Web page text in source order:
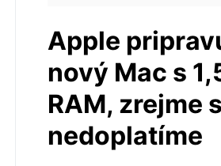
Apple
nový Mac s
RAM, zrejme
nedoplatíme